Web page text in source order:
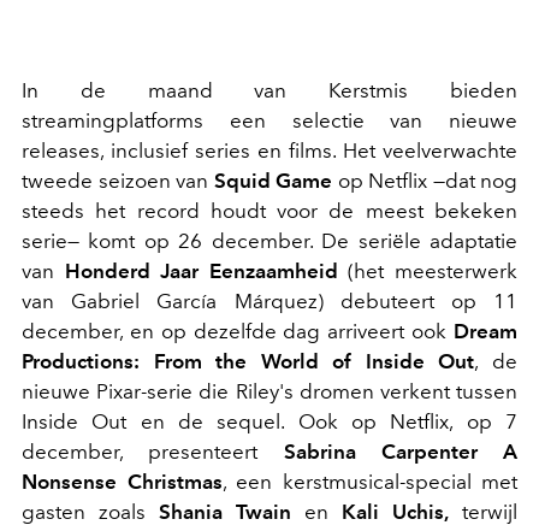
In de maand van Kerstmis bieden
streamingplatforms een selectie van nieuwe
releases, inclusief series en films. Het veelverwachte
tweede seizoen van Squid Game op Netflix —dat nog
steeds het record houdt voor de meest bekeken
serie— komt op 26 december. De seriële adaptatie
van Honderd Jaar Eenzaamheid (het meesterwerk
van Gabriel García Márquez) debuteert op 11
december, en op dezelfde dag arriveert ook Dream
Productions: From the World of Inside Out, de
nieuwe Pixar-serie die Riley's dromen verkent tussen
Inside Out en de sequel. Ook op Netflix, op 7
december, presenteert Sabrina Carpenter A
Nonsense Christmas, een kerstmusical-special met
gasten zoals Shania Twain en Kali Uchis, terwijl